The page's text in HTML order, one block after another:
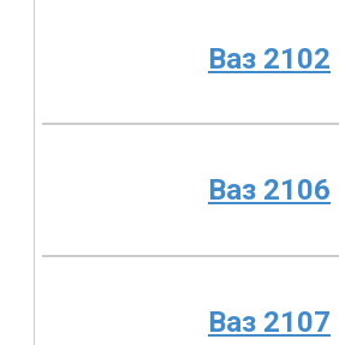
Ваз 2102
Ваз 2106
Ваз 2107